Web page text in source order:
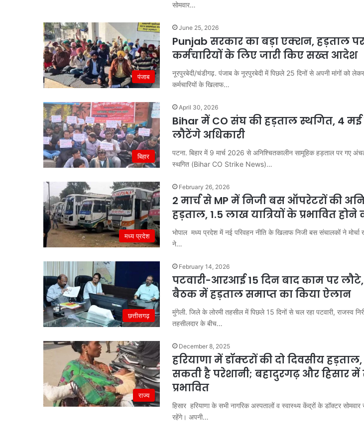
सोमवार…
पंजाब
June 25, 2026
Punjab सरकार का बड़ा एक्शन, हड़ताल
कर्मचारियों के लिए जारी किए सख्त आदेश
नूरपुरबेदी/चंडीगढ़. पंजाब के नूरपुरबेदी में पिछले 25 दिनों से अपनी मांगों को
कर्मचारियों के खिलाफ…
बिहार
April 30, 2026
Bihar में CO संघ की हड़ताल स्थगित, 4
लौटेंगे अधिकारी
पटना. बिहार में 9 मार्च 2026 से अनिश्चितकालीन सामूहिक हड़ताल पर गए
स्थगित (Bihar CO Strike News)…
मध्य प्रदेश
February 26, 2026
2 मार्च से MP में निजी बस ऑपरेटरों की
हड़ताल, 1.5 लाख यात्रियों के प्रभावित होने
भोपाल मध्य प्रदेश में नई परिवहन नीति के खिलाफ निजी बस संचालकों ने
ने…
छत्तीसगढ़
February 14, 2026
पटवारी-आरआई 15 दिन बाद काम पर
बैठक में हड़ताल समाप्त का किया ऐलान
मुंगेली. जिले के लोरमी तहसील में पिछले 15 दिनों से चल रहा पटवारी, राजस्व
तहसीलदार के बीच…
राज्य
December 8, 2025
हरियाणा में डॉक्टरों की दो दिवसीय
सकती है परेशानी; बहादुरगढ़ और हिसार में
प्रभावित
हिसार हरियाणा के सभी नागरिक अस्पतालों व स्वास्थ्य केंद्रों के डॉक्टर
रहेंगे। अपनी…